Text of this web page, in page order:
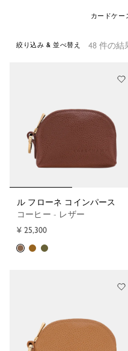
カードケー
48 件の結
絞り込み & 並べ替え
ル フローネ コインパース
コーヒー - レザー
¥ 25,300